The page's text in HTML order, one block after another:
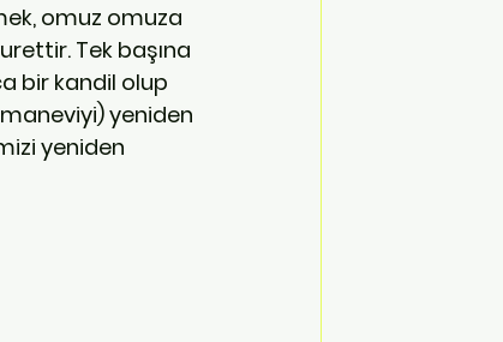
omuz omuza
Tek başına
bir kandil olup
yeniden
yeniden